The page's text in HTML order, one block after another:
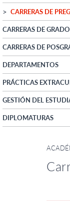
CARRERAS DE
CARRERAS DE GRADO
CARRERAS DE
DEPARTAMENTOS
PRÁCTICAS
GESTIÓN DEL
DIPLOMATURAS